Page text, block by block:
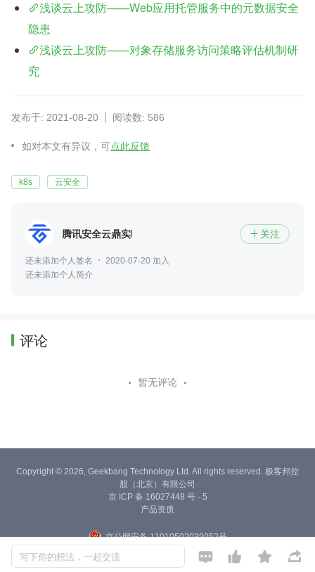
浅谈云上攻防——Web应用托管服务中的元数据安全
隐患
浅谈云上攻防——对象存储服务访问策略评估机制研
究
发布于: 2021-08-20 阅读数: 586
如对本文有异议，可点此反馈
k8s 云安全
腾讯安全云鼎实验室  关注
还未添加个人签名
2020-07-20 加入
还未添加个人简介
评论
暂无评论
写下你的想法，一起交流    
Copyright © 2026, Geekbang Technology Ltd. All rights reserved. 极客邦控
股（北京）有限公司
京 ICP 备 16027448 号 - 5
产品资质
京公网安备 11010502039052号